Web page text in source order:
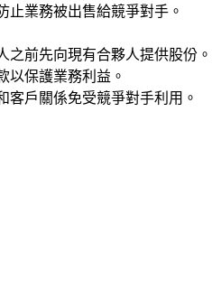
止業務被出售給競爭對手。
之前先向現有合夥人提供股份。
以保護業務利益。
客戶關係免受競爭對手利用。